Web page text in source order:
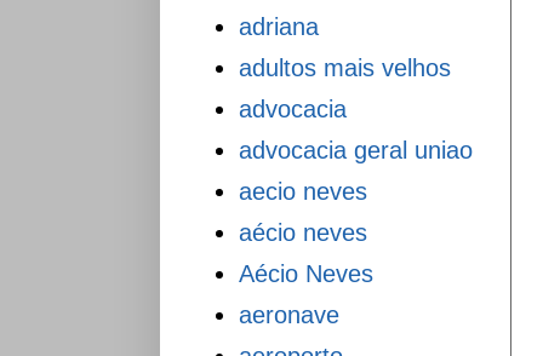
adriana
adultos mais velhos
advocacia
advocacia geral uniao
aecio neves
aécio neves
Aécio Neves
aeronave